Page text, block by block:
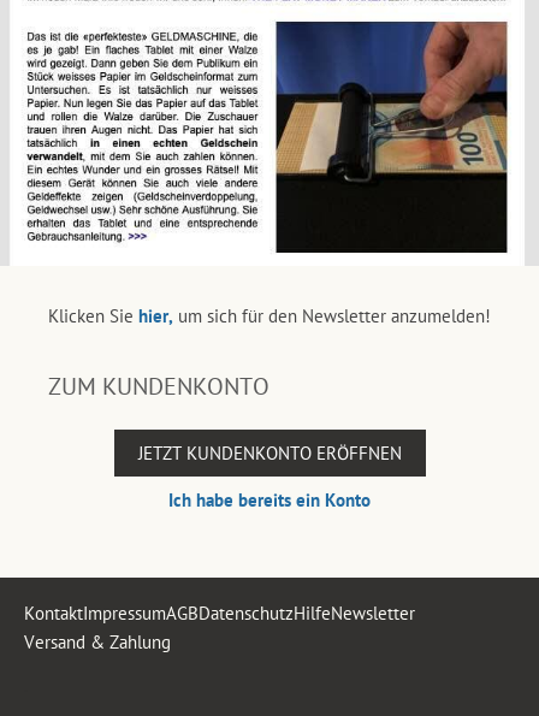
Klicken Sie hier, um sich für den Newsletter anzumelden!
ZUM KUNDENKONTO
JETZT KUNDENKONTO ERÖFFNEN
Ich habe bereits ein Konto
KontaktImpressumAGBDatenschutzHilfeNewsletter
Versand & Zahlung